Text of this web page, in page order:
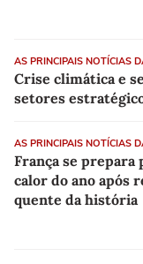
AS PRINCIPAIS NOTÍCIAS
Crise climática e
setores
AS PRINCIPAIS NOTÍCIAS
França se prepara
calor do ano após
quente da história